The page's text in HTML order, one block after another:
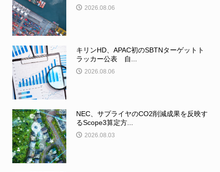
2026.08.06
キリンHD、APAC初のSBTNターゲットト
ラッカー公表 自...
2026.08.06
NEC、サプライヤのCO2削減成果を反映す
るScope3算定方...
2026.08.03